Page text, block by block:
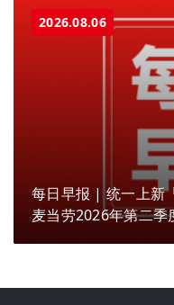
2026.08.06
每日早报 | 统一上新
麦当劳2026年第二